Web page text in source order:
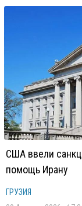
США ввели
помощь Ирану
ГРУЗИЯ